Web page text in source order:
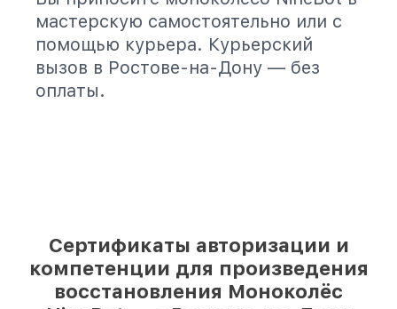
мастерскую самостоятельно или с
помощью курьера. Курьерский
вызов в Ростове-на-Дону — без
оплаты.
Сертификаты авторизации и
компетенции для произведения
восстановления Моноколёс